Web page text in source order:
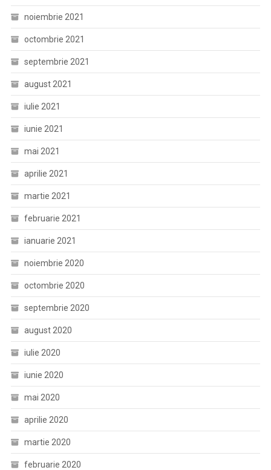
noiembrie 2021
octombrie 2021
septembrie 2021
august 2021
iulie 2021
iunie 2021
mai 2021
aprilie 2021
martie 2021
februarie 2021
ianuarie 2021
noiembrie 2020
octombrie 2020
septembrie 2020
august 2020
iulie 2020
iunie 2020
mai 2020
aprilie 2020
martie 2020
februarie 2020